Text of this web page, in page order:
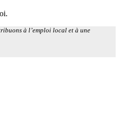
à l’emploi local et à une